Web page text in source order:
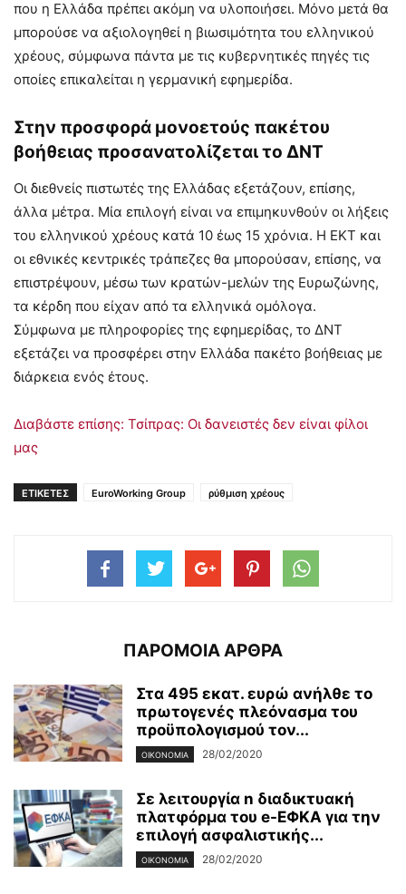
που η Ελλάδα πρέπει ακόμη να υλοποιήσει. Μόνο μετά θα
μπορούσε να αξιολογηθεί η βιωσιμότητα του ελληνικού
χρέους, σύμφωνα πάντα με τις κυβερνητικές πηγές τις
οποίες επικαλείται η γερμανική εφημερίδα.
Στην προσφορά μονοετούς πακέτου
βοήθειας προσανατολίζεται το ΔΝΤ
Οι διεθνείς πιστωτές της Ελλάδας εξετάζουν, επίσης,
άλλα μέτρα. Μία επιλογή είναι να επιμηκυνθούν οι λήξεις
του ελληνικού χρέους κατά 10 έως 15 χρόνια. Η ΕΚΤ και
οι εθνικές κεντρικές τράπεζες θα μπορούσαν, επίσης, να
επιστρέψουν, μέσω των κρατών-μελών της Ευρωζώνης,
τα κέρδη που είχαν από τα ελληνικά ομόλογα.
Σύμφωνα με πληροφορίες της εφημερίδας, το ΔΝΤ
εξετάζει να προσφέρει στην Ελλάδα πακέτο βοήθειας με
διάρκεια ενός έτους.
Διαβάστε επίσης: Τσίπρας: Οι δανειστές δεν είναι φίλοι
μας
ΕΤΙΚΕΤΕΣ EuroWorking Group ρύθμιση χρέους
ΠΑΡΟΜΟΙΑ ΑΡΘΡΑ
Στα 495 εκατ. ευρώ ανήλθε το
πρωτογενές πλεόνασμα του
προϋπολογισμού τον...
ΟΙΚΟΝΟΜΊΑ 28/02/2020
Σε λειτουργία n διαδικτυακή
πλατφόρμα του e-ΕΦΚΑ για την
επιλογή ασφαλιστικής...
ΟΙΚΟΝΟΜΊΑ 28/02/2020